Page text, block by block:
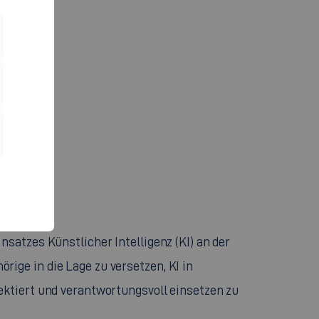
Künstlicher Intelligenz (KI) an der
in die Lage zu versetzen, KI in
und verantwortungsvoll einsetzen zu